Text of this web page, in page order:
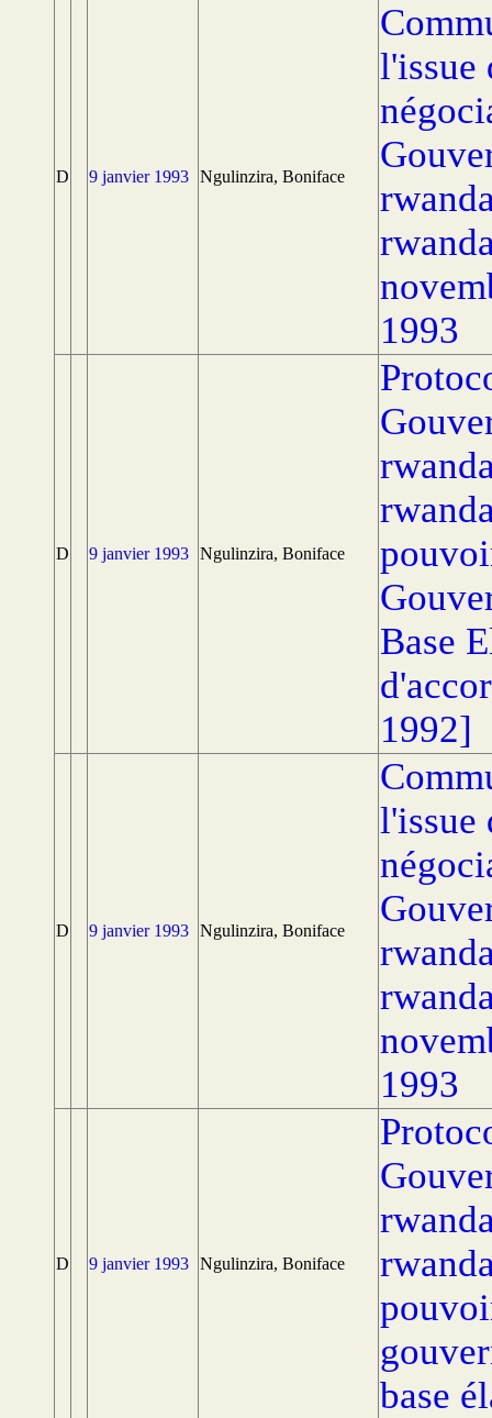
D 9 janvier 1993 Ngulinzira, Boniface
l'issue
1993
D 9 janvier 1993 Ngulinzira, Boniface
Base
1992]
D 9 janvier 1993 Ngulinzira, Boniface
l'issue
1993
D 9 janvier 1993 Ngulinzira, Boniface
base